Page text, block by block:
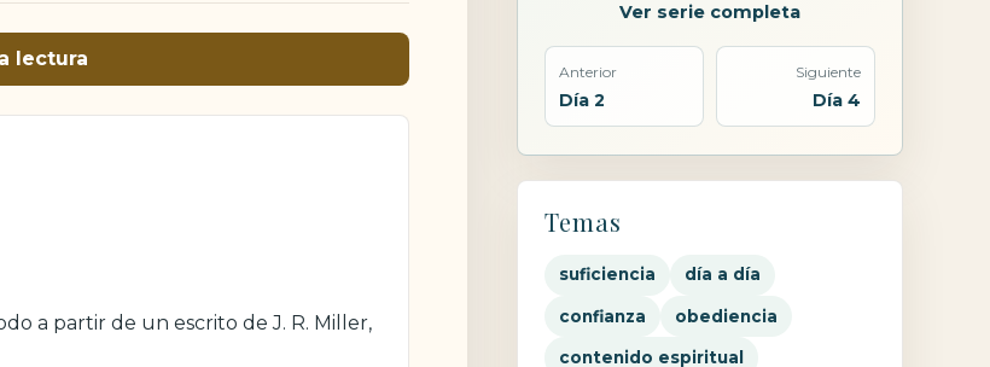
lectura
a partir de un escrito de J. R. Miller,
Ver serie completa
Anterior
Día 2
Siguiente
Día 4
Temas
suficiencia día a día
confianza obediencia
contenido espiritual